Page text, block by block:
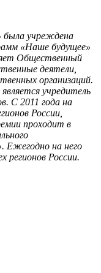
была учреждена
«Наше будущее»
Общественный
деятели,
организаций.
учредитель
С 2011 года на
России,
проходит в
Ежегодно на него
регионов России.